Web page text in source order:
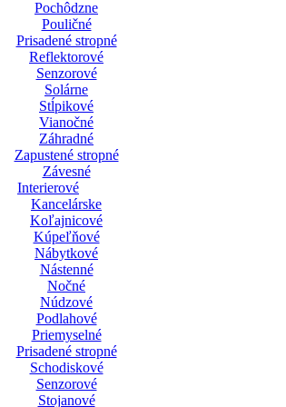
Pochôdzne
Pouličné
Prisadené stropné
Reflektorové
Senzorové
Solárne
Stĺpikové
Vianočné
Záhradné
Zapustené stropné
Závesné
Interierové
Kancelárske
Koľajnicové
Kúpeľňové
Nábytkové
Nástenné
Nočné
Núdzové
Podlahové
Priemyselné
Prisadené stropné
Schodiskové
Senzorové
Stojanové